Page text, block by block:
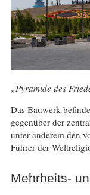
„Pyramide des
Das Bauwerk
gegenüber der
unter anderem den
Führer der
Mehrheits-